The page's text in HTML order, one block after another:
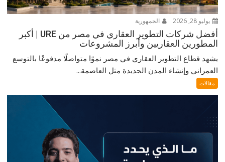
يوليو 28, 2026 الجمهورية
أفضل شركات التطوير العقاري في مصر من URE | أكبر
المطورين العقاريين وأبرز المشروعات
يشهد قطاع التطوير العقاري في مصر نموًا متواصلًا مدفوعًا بالتوسع
العمراني وإنشاء المدن الجديدة مثل العاصمة...
مقالات